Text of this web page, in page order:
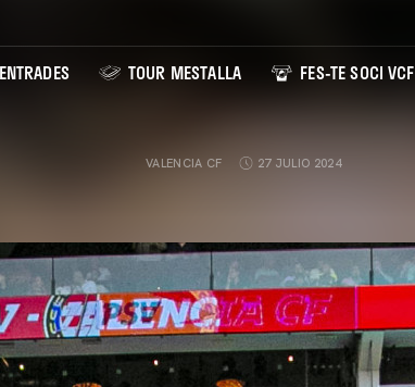
ENTRADES TOUR MESTALLA FES-TE SOCI VCF
VALENCIA CF 27 JULIO 2024